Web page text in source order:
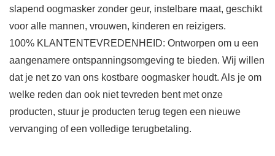
slapend oogmasker zonder geur, instelbare maat, geschikt
voor alle mannen, vrouwen, kinderen en reizigers.
100% KLANTENTEVREDENHEID: Ontworpen om u een
aangenamere ontspanningsomgeving te bieden. Wij willen
dat je net zo van ons kostbare oogmasker houdt. Als je om
welke reden dan ook niet tevreden bent met onze
producten, stuur je producten terug tegen een nieuwe
vervanging of een volledige terugbetaling.